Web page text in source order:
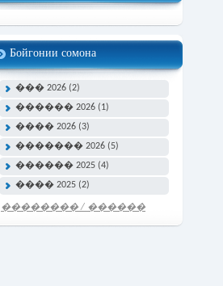
Бойгонии сомона
��� 2026 (2)
������ 2026 (1)
���� 2026 (3)
������� 2026 (5)
������ 2025 (4)
���� 2025 (2)
�������� / ������
���� �����